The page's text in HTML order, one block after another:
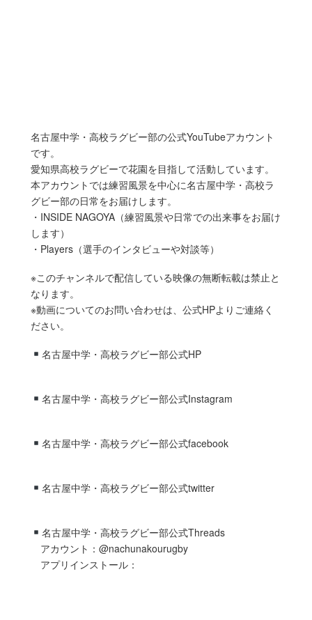
名古屋中学・高校ラグビー部の公式YouTubeアカウント
です。
愛知県高校ラグビーで花園を目指して活動しています。
本アカウントでは練習風景を中心に名古屋中学・高校ラ
グビー部の日常をお届けします。
・INSIDE NAGOYA（練習風景や日常での出来事をお届け
します）
・Players（選手のインタビューや対談等）
※このチャンネルで配信している映像の無断転載は禁止と
なります。
※動画についてのお問い合わせは、公式HPよりご連絡く
ださい。
名古屋中学・高校ラグビー部公式HP
名古屋中学・高校ラグビー部公式Instagram
名古屋中学・高校ラグビー部公式facebook
名古屋中学・高校ラグビー部公式twitter
名古屋中学・高校ラグビー部公式Threads
アカウント：@nachunakourugby
アプリインストール：